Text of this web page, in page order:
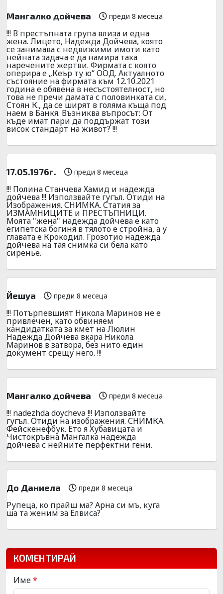
Мангалко дойчева преди 8 месеца
!!! В престъпната група влиза и една
жена. Лицето, Надежда Дойчева, която
се занимава с недвижими имоти като
нейната задача е да намира така
наречените жертви. Фирмата с която
оперира е „Кеър ту ю“ ООД. Актуалното
състояние на фирмата към 12.10.2021
година е обявена в несъстоятелност, но
това не пречи дамата с половинката си,
Стоян К., да се ширят в голяма къща под
наем в Банкя. Възниква въпросът: От
къде имат пари да поддържат този
висок стандарт на живот? !!!
17.05.1976г. преди 8 месеца
!!! Полина Станчева Хамид и надежда
дойчева !!! Използвайте гугъл. Отиди на
Изображения. СНИМКА. Статия за
ИЗМАМНИЦИТЕ и ПРЕСТЪПНИЦИ.
Моята "жена" надежда дойчева е като
египетска богиня в тялото е стройна, а у
главата е Крокодил. Грозотио надежда
дойчева на тая снимка си бела като
сиренье.
Йешуа преди 8 месеца
!!! Потърпевшият Никола Маринов не е
привлечен, като обвиняем
кандидатката за кмет на Люлин
Надежда Дойчева вкара Никола
Маринов в затвора, без нито един
документ срещу него. !!!
Мангалко дойчева преди 8 месеца
!!! nadezhda doycheva !!! Използвайте
гугъл. Отиди на изображения. СНИМКА.
Фейскенефбук. Ето я Хубавицата и
Чистокръвна Мангалка надежда
дойчева с нейните перфектни гени.
До Даниела преди 8 месеца
Рупеца, ко прайш ма? Арна си мъ, куга
ша та женим за Елвиса?
КОМЕНТИРАЙ
Име*